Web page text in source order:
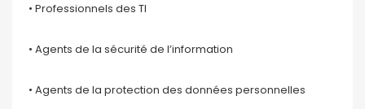
• Professionnels des TI
• Agents de la sécurité de l’information
• Agents de la protection des données personnelles